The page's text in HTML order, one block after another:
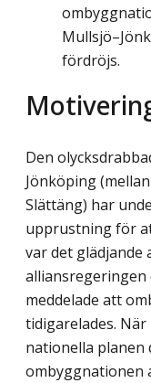
fördröjs.
Den
Jönköping
Slättäng) har
upprustning för
var det glädjande
alliansregeringen
meddelade att
tidigarelades.
nationella planen
ombyggnationen